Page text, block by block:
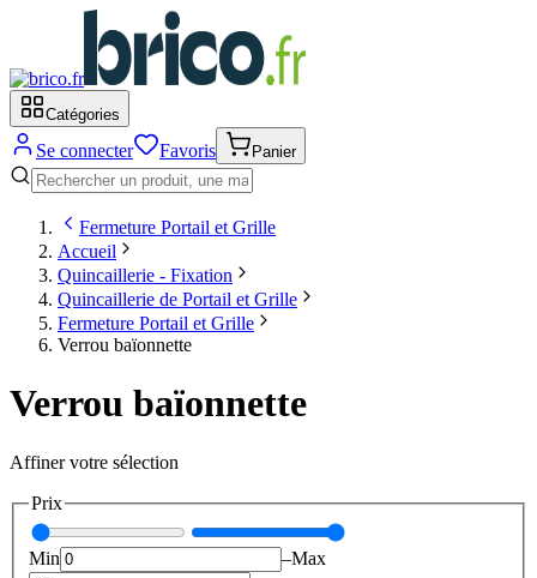
Catégories
Se connecter Favoris Panier
Fermeture Portail et Grille
Accueil
Quincaillerie - Fixation
Quincaillerie de Portail et Grille
Fermeture Portail et Grille
Verrou baïonnette
Verrou baïonnette
Affiner votre sélection
Prix
Min –Max